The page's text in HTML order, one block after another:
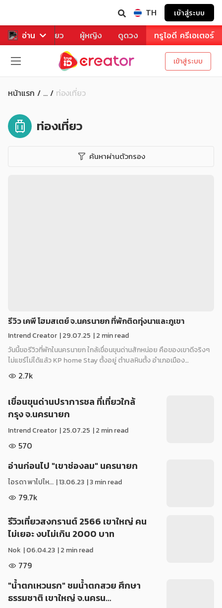
TH เข้าสู่ระบบ
อ่าน
หาร ท่องเที่ยว ผู้หญิง ดูดวง ทรูไอดี ครีเอเตอร์
เข้าสู่ระบบ
หน้าแรก ... ท่องเที่ยว
ท่องเที่ยว
ค้นหาผ่านตัวกรอง
รีวิว เคพี โฮมสเตย์ จ.นครนายก ที่พักติดทุ่งนาและภูเขา
Intrend Creator |29.07.25 | 2 min read
วันนี้ขอรีวิวที่พักในนครนายก ใกล้เขื่อนขุนด่านสักหน่อย คือของเขาดีจริงๆ
ไม่แชร์ไม่ได้แล้ว KP home Stay ตั้งอยู่ ตำบลหินตั้ง อำเภอเมือง…
2.7k
เขื่อนขุนด่านปราการชล ที่เที่ยวใกล้
กรุง จ.นครนายก
Intrend Creator |25.07.25 | 2 min read
570
อ่านก่อนไป "เขาช่องลม" นครนายก
ไอรดา พาไปไห... |13.06.23 | 3 min read
79.7k
รีวิวเที่ยวสงกรานต์ 2566 เขาใหญ่ คน
ไม่เยอะ งบไม่เกิน 2000 บาท
Nok |06.04.23 | 2 min read
779
"น้ำตกเหวนรก" ชมน้ำตกสวย ศึกษา
ธรรมชาติ เขาใหญ่ จ.นครน…